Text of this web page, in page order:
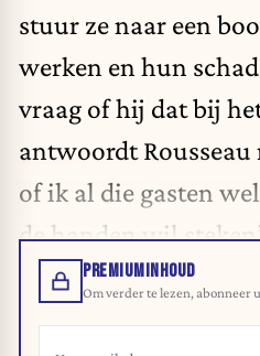
stuur ze naar een
werken en hun
vraag of hij dat bij
antwoordt
of ik al die gasten
de handen wil
PREMIUMINHOUD
Om verder te lezen, abonneer